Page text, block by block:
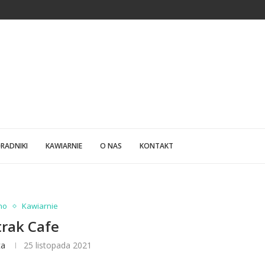
KAWIARNIE O NAS KONTAKT
Kawiarnie
Cafe
25 listopada 2021